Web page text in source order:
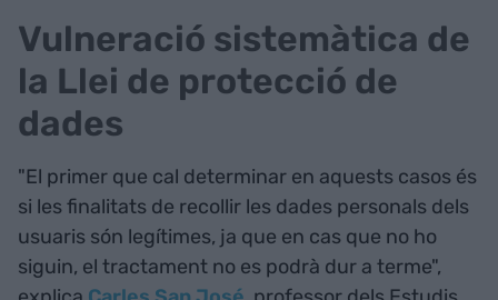
Vulneració sistemàtica de
la Llei de protecció de
dades
"El primer que cal determinar en aquests casos és
si les finalitats de recollir les dades personals dels
usuaris són legítimes, ja que en cas que no ho
siguin, el tractament no es podrà dur a terme",